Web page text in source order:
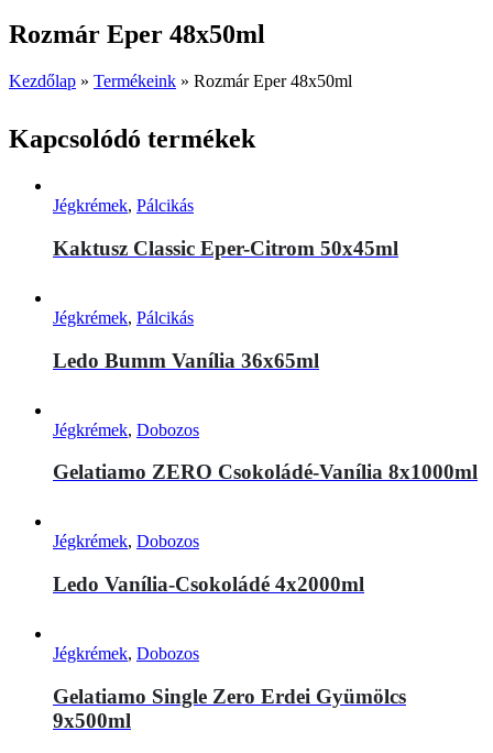
Rozmár Eper 48x50ml
Kezdőlap » Termékeink » Rozmár Eper 48x50ml
Kapcsolódó termékek
Jégkrémek, Pálcikás
Kaktusz Classic Eper-Citrom 50x45ml
Jégkrémek, Pálcikás
Ledo Bumm Vanília 36x65ml
Jégkrémek, Dobozos
Gelatiamo ZERO Csokoládé-Vanília 8x1000ml
Jégkrémek, Dobozos
Ledo Vanília-Csokoládé 4x2000ml
Jégkrémek, Dobozos
Gelatiamo Single Zero Erdei Gyümölcs
9x500ml